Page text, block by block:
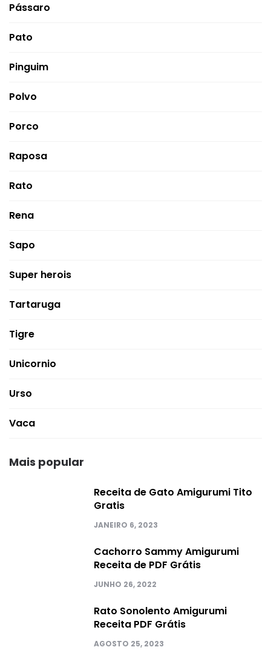
Pássaro
Pato
Pinguim
Polvo
Porco
Raposa
Rato
Rena
Sapo
Super herois
Tartaruga
Tigre
Unicornio
Urso
Vaca
Mais popular
Receita de Gato Amigurumi Tito
Gratis
JANEIRO 6, 2023
Cachorro Sammy Amigurumi
Receita de PDF Grátis
JUNHO 26, 2022
Rato Sonolento Amigurumi
Receita PDF Grátis
AGOSTO 25, 2023